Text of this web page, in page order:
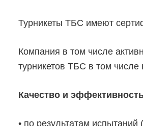
Турникеты ТБС имеют
Компания в том числе
турникетов ТБС в том
Качество и
• по результатам